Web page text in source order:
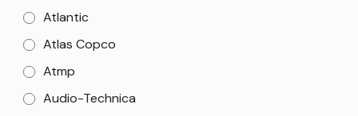
Atlantic
Atlas Copco
Atmp
Audio-Technica